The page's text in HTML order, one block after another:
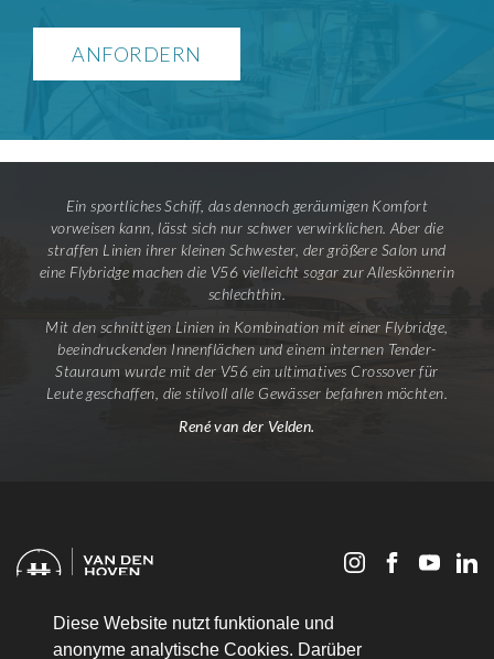
Diese Website nutzt funktionale und
anonyme analytische Cookies. Darüber
Ein sportliches Schiff, das dennoch geräumigen Komfort
vorweisen kann, lässt sich nur schwer verwirklichen. Aber die
straffen Linien ihrer kleinen Schwester, der größere Salon und
eine Flybridge machen die V56 vielleicht sogar zur Alleskönnerin
schlechthin.
Mit den schnittigen Linien in Kombination mit einer Flybridge,
beeindruckenden Innenflächen und einem internen Tender-
Stauraum wurde mit der V56 ein ultimatives Crossover für
Leute geschaffen, die stilvoll alle Gewässer befahren möchten.
René van der Velden.
Ruytenbergweg 17
5165 NT Waspik